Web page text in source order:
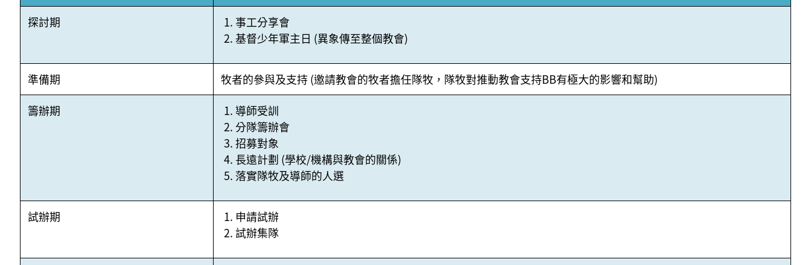
探討期
事工分享會
基督少年軍主日 (異象傳至整個教會)
準備期
牧者的參與及支持 (邀請教會的牧者擔任隊牧，隊牧對推動教會支持BB有極大的影響和幫助)
籌辦期
導師受訓
分隊籌辦會
招募對象
長遠計劃 (學校/機構與教會的關係)
落實隊牧及導師的人選
試辦期
申請試辦
試辦集隊